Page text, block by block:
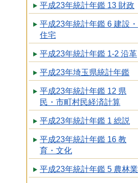
平成23年統計年鑑 13 財政
平成23年統計年鑑 6 建設・
住宅
平成23年統計年鑑 1-2 沿革
平成23年埼玉県統計年鑑
平成23年統計年鑑 12 県
民・市町村民経済計算
平成23年統計年鑑 1 総説
平成23年統計年鑑 16 教
育・文化
平成23年統計年鑑 5 農林業